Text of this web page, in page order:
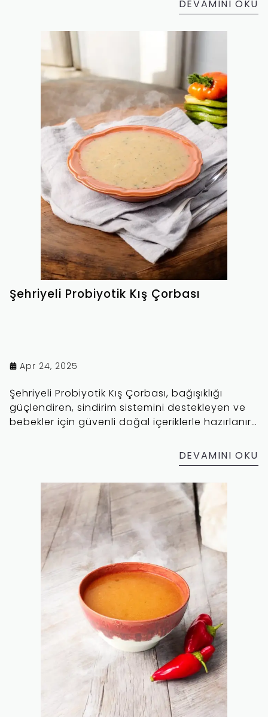
DEVAMINI OKU
Şehriyeli Probiyotik Kış Çorbası
Apr 24, 2025
Şehriyeli Probiyotik Kış Çorbası, bağışıklığı
güçlendiren, sindirim sistemini destekleyen ve
bebekler için güvenli doğal içeriklerle hazırlanır.
aylarında vücudunuza sağlık katın!DEVAMINI OKU